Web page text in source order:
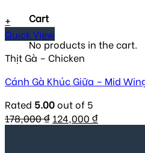
Cart
No products in the cart.
+
Quick View
Thịt Gà – Chicken
Cánh Gà Khúc Giữa – Mid
Rated 5.00out of 5
178,000₫ Original
124,000 ₫Current